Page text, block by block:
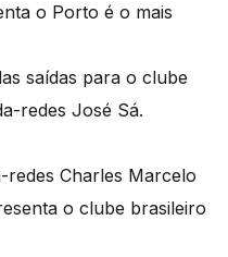
o Porto é o mais
saídas para o clube
redes José Sá.
redes Charles Marcelo
o clube brasileiro